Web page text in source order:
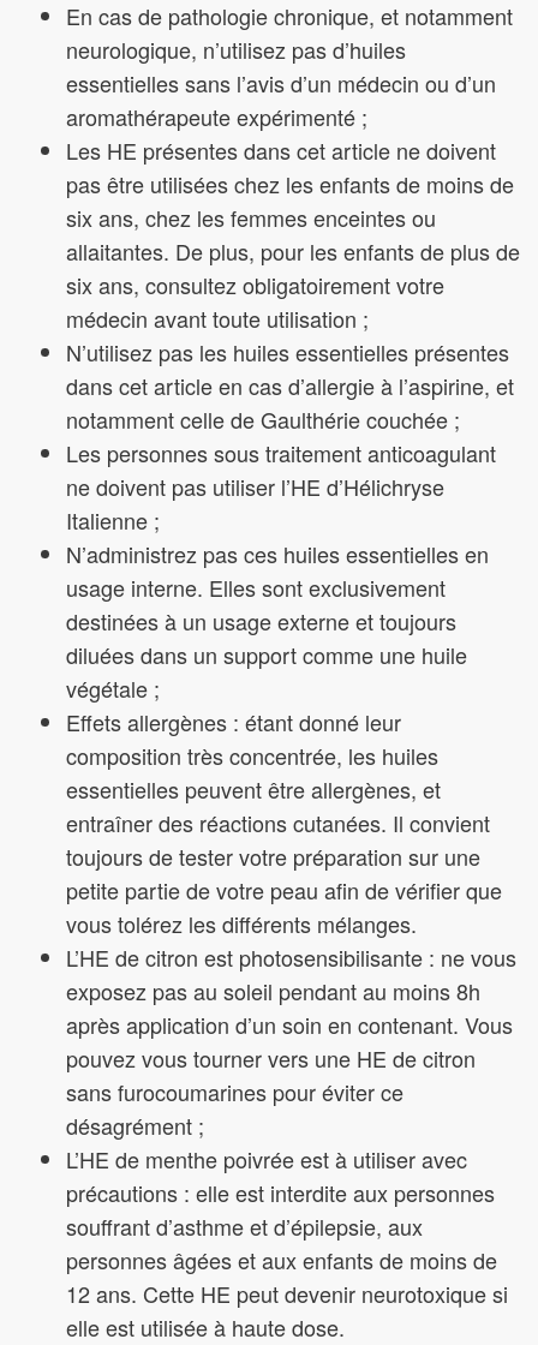
En cas de pathologie chronique, et notamment
neurologique, n’utilisez pas d’huiles
essentielles sans l’avis d’un médecin ou d’un
aromathérapeute expérimenté ;
Les HE présentes dans cet article ne doivent
pas être utilisées chez les enfants de moins de
six ans, chez les femmes enceintes ou
allaitantes. De plus, pour les enfants de plus de
six ans, consultez obligatoirement votre
médecin avant toute utilisation ;
N’utilisez pas les huiles essentielles présentes
dans cet article en cas d’allergie à l’aspirine, et
notamment celle de Gaulthérie couchée ;
Les personnes sous traitement anticoagulant
ne doivent pas utiliser l’HE d’Hélichryse
Italienne ;
N’administrez pas ces huiles essentielles en
usage interne. Elles sont exclusivement
destinées à un usage externe et toujours
diluées dans un support comme une huile
végétale ;
Effets allergènes : étant donné leur
composition très concentrée, les huiles
essentielles peuvent être allergènes, et
entraîner des réactions cutanées. Il convient
toujours de tester votre préparation sur une
petite partie de votre peau afin de vérifier que
vous tolérez les différents mélanges.
L’HE de citron est photosensibilisante : ne vous
exposez pas au soleil pendant au moins 8h
après application d’un soin en contenant. Vous
pouvez vous tourner vers une HE de citron
sans furocoumarines pour éviter ce
désagrément ;
L’HE de menthe poivrée est à utiliser avec
précautions : elle est interdite aux personnes
souffrant d’asthme et d’épilepsie, aux
personnes âgées et aux enfants de moins de
12 ans. Cette HE peut devenir neurotoxique si
elle est utilisée à haute dose.